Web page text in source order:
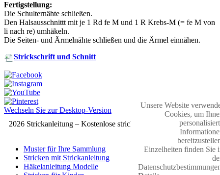
Fertigstellung:
Die Schulternähte schließen.
Den Halsausschnittt mit je 1 Rd fe M und 1 R Krebs-M (= fe M von
li nach re) umhäkeln.
Die Seiten- und Ärmelnähte schließen und die Ärmel einnähen.
Strickschrift und Schnitt
Wechseln Sie zur Desktop-Version
2026 Strickanleitung – Kostenlose strickmuster
Muster für Ihre Sammlung
Stricken mit Strickanleitung
Häkelanleitung Modelle
Unsere Website
Cookies, um
Einzelheiten finden Sie